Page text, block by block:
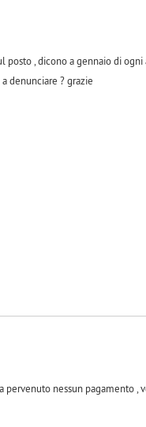
posto , dicono a gennaio di
denunciare ? grazie
nessun pagamento